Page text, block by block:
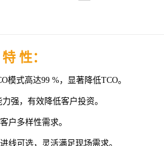
性：
模式高达99 %，显著降低TCO。
强，有效降低客户投资。
户多样性需求。
线可选，灵活满足现场需求。